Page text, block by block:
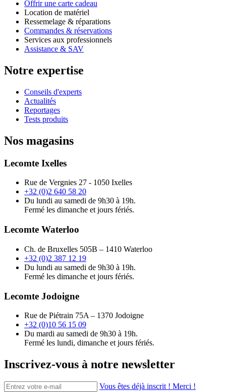
Offrir une carte cadeau
Location de matériel
Ressemelage & réparations
Commandes & réservations
Services aux professionnels
Assistance & SAV
Notre expertise
Conseils d'experts
Actualités
Reportages
Tests produits
Nos magasins
Lecomte Ixelles
Rue de Vergnies 27 - 1050 Ixelles
+32 (0)2 640 58 20
Du lundi au samedi de 9h30 à 19h.
Fermé les dimanche et jours fériés.
Lecomte Waterloo
Ch. de Bruxelles 505B – 1410 Waterloo
+32 (0)2 387 12 19
Du lundi au samedi de 9h30 à 19h.
Fermé les dimanche et jours fériés.
Lecomte Jodoigne
Rue de Piétrain 75A – 1370 Jodoigne
+32 (0)10 56 15 09
Du mardi au samedi de 9h30 à 19h.
Fermé les lundi, dimanche et jours fériés.
Inscrivez-vous à notre newsletter
Vous êtes déjà inscrit ! Merci !